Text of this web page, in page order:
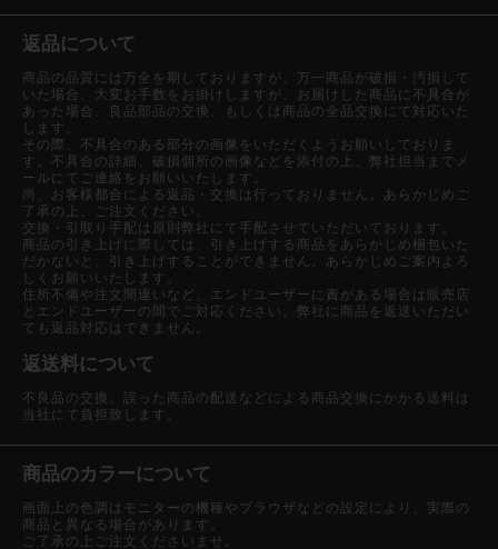
返品について
商品の品質には万全を期しておりますが、万一商品が破損・汚損して
いた場合、大変お手数をお掛けしますが、お届けした商品に不具合が
あった場合、良品部品の交換、もしくは商品の全品交換にて対応いた
します。
その際、不具合のある部分の画像をいただくようお願いしておりま
す。不具合の詳細、破損個所の画像などを添付の上、弊社担当までメ
ールにてご連絡をお願いいたします。
尚、お客様都合による返品・交換は行っておりません。あらかじめご
了承の上、ご注文ください。
交換・引取り手配は原則弊社にて手配させていただいております。
商品の引き上げに際しては、引き上げする商品をあらかじめ梱包いた
だかないと、引き上げすることができません。あらかじめご案内よろ
しくお願いいたします。
住所不備や注文間違いなど、エンドユーザーに責がある場合は販売店
とエンドユーザーの間でご対応ください。弊社に商品を返送いただい
ても返品対応はできません。
返送料について
不良品の交換、誤った商品の配送などによる商品交換にかかる送料は
当社にて負担致します。
商品のカラーについて
画面上の色調はモニターの機種やブラウザなどの設定により、実際の
商品と異なる場合があります。
ご了承の上ご注文くださいませ。